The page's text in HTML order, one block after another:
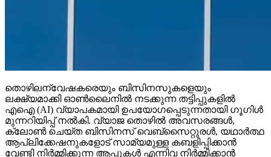
തൊഴിലന്വേഷകരെയും ബിസിനസുകളെയും
ലക്ഷ്യമാക്കി ഓണ്‍ലൈനില്‍ നടക്കുന്ന തട്ടിപ്പുകളില്‍
എഐ (AI) വ്യാപകമായി ഉപയോഗപ്പെടുന്നതായി ഗൂഗിള്‍
മുന്നറിയിപ്പ് നല്‍കി. വ്യാജ തൊഴില്‍ അവസരങ്ങള്‍,
ക്ലോണ്‍ ചെയ്ത ബിസിനസ് വെബ്‌സൈറ്റുരള്‍, യഥാര്‍ത്ഥ
ആപ്ലിക്കേഷനുകളോട് സാമ്യമുള്ള കബളിപ്പിക്കാന്‍
വേണ്ടി നിര്‍മ്മിക്കുന്ന ആപ്പുകള്‍ എന്നിവ നിര്‍മ്മിക്കാന്‍